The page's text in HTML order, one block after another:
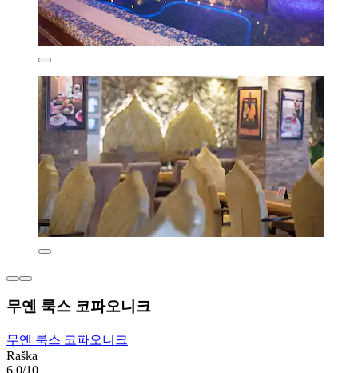
무옌 룩스 코파오니크
무옌 룩스 코파오니크
Raška
6.0/10